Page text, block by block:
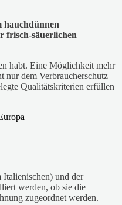
hauchdünnen
frisch-säuerlichen
habt. Eine Möglichkeit mehr
nur dem Verbraucherschutz
Qualitätskriterien erfüllen
Italienischen) und der
werden, ob sie die
zugeordnet werden.